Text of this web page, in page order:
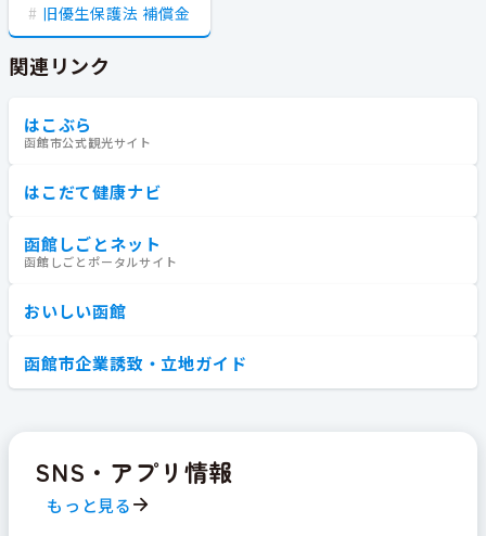
旧優生保護法 補償金
関連リンク
はこぶら
函館市公式観光サイト
はこだて健康ナビ
函館しごとネット
函館しごとポータルサイト
おいしい函館
函館市企業誘致・立地ガイド
SNS・アプリ情報
もっと見る